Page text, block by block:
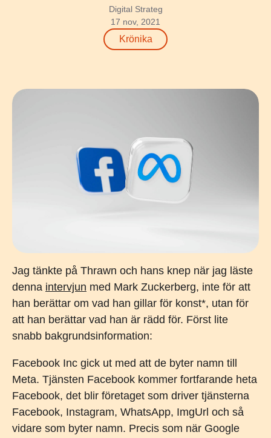
Digital Strateg
17 nov, 2021
Krönika
Jag tänkte på Thrawn och hans knep när jag läste
denna intervjun med Mark Zuckerberg, inte för att
han berättar om vad han gillar för konst*, utan för
att han berättar vad han är rädd för. Först lite
snabb bakgrundsinformation:
Facebook Inc gick ut med att de byter namn till
Meta. Tjänsten Facebook kommer fortfarande heta
Facebook, det blir företaget som driver tjänsterna
Facebook, Instagram, WhatsApp, ImgUrl och så
vidare som byter namn. Precis som när Google